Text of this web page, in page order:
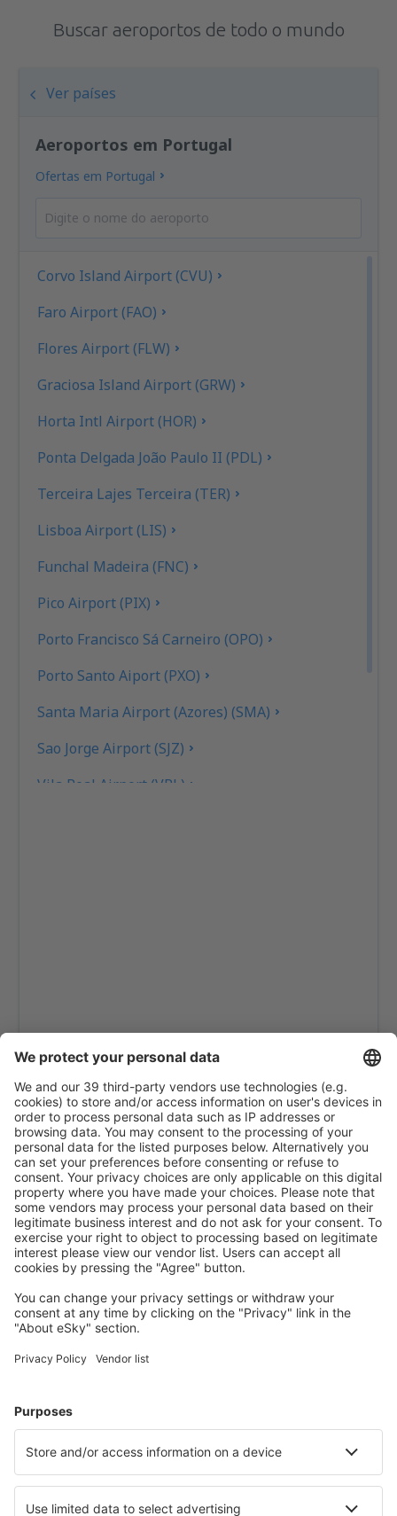
Buscar aeroportos de todo o mundo
Ver países
Aeroportos em Portugal
Ofertas em Portugal
Corvo Island Airport (CVU)
Faro Airport (FAO)
Flores Airport (FLW)
Graciosa Island Airport (GRW)
Horta Intl Airport (HOR)
Ponta Delgada João Paulo II (PDL)
Terceira Lajes Terceira (TER)
Lisboa Airport (LIS)
Funchal Madeira (FNC)
Pico Airport (PIX)
Porto Francisco Sá Carneiro (OPO)
Porto Santo Aiport (PXO)
Santa Maria Airport (Azores) (SMA)
Sao Jorge Airport (SJZ)
Vila Real Airport (VRL)